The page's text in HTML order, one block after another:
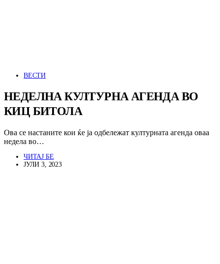
ВЕСТИ
НЕДЕЛНА КУЛТУРНА АГЕНДА ВО
КИЦ БИТОЛА
Ова се настаните кои ќе ја одбележат културната агенда оваа
недела во…
ЧИТАЈ БЕ
ЈУЛИ 3, 2023